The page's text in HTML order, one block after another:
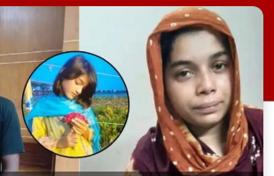
হত্যাকাণ্ডে পাশের ফ্ল্যাটের
রানা (৩০) ও তার স্ত্রী স্বপ্না
মাত্র ৭ ঘণ্টার […]